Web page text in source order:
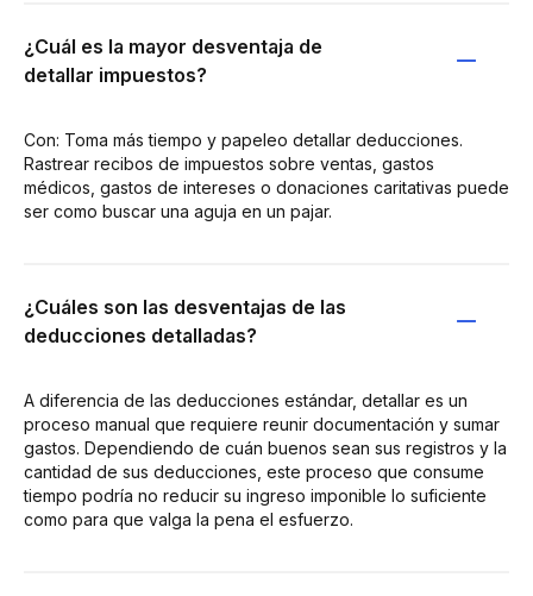
¿Cuál es la mayor desventaja de
detallar impuestos?
Con: Toma más tiempo y papeleo detallar deducciones.
Rastrear recibos de impuestos sobre ventas, gastos
médicos, gastos de intereses o donaciones caritativas puede
ser como buscar una aguja en un pajar.
¿Cuáles son las desventajas de las
deducciones detalladas?
A diferencia de las deducciones estándar, detallar es un
proceso manual que requiere reunir documentación y sumar
gastos. Dependiendo de cuán buenos sean sus registros y la
cantidad de sus deducciones, este proceso que consume
tiempo podría no reducir su ingreso imponible lo suficiente
como para que valga la pena el esfuerzo.